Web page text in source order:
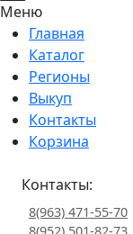
Меню
Главная
Каталог
Регионы
Выкуп
Контакты
Корзина
Контакты:
8(963) 471-55-70